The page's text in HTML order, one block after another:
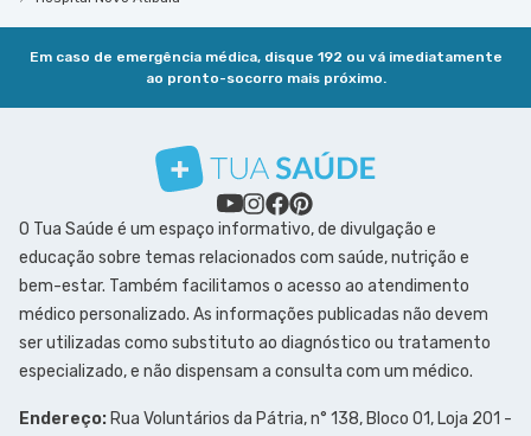
Em caso de emergência médica, disque 192 ou vá imediatamente
ao pronto-socorro mais próximo.
O Tua Saúde é um espaço informativo, de divulgação e
educação sobre temas relacionados com saúde, nutrição e
bem-estar. Também facilitamos o acesso ao atendimento
médico personalizado. As informações publicadas não devem
ser utilizadas como substituto ao diagnóstico ou tratamento
especializado, e não dispensam a consulta com um médico.
Endereço: Rua Voluntários da Pátria, n° 138, Bloco 01, Loja 201 -